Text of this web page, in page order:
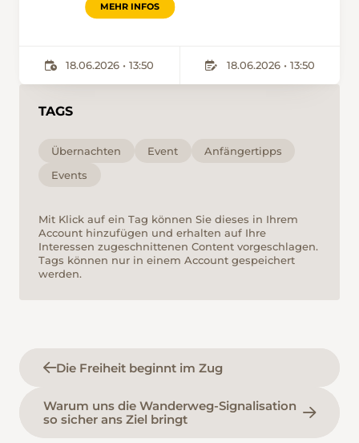
MEHR INFOS
18.06.2026 • 13:50 18.06.2026 • 13:50
TAGS
Übernachten Event
Anfängertipps
Events
Mit Klick auf ein Tag können Sie dieses in Ihrem
Account hinzufügen und erhalten auf Ihre
Interessen zugeschnittenen Content vorgeschlagen.
Tags können nur in einem Account gespeichert
werden.
Die Freiheit beginnt im Zug
Warum uns die Wanderweg-Signalisation
so sicher ans Ziel bringt